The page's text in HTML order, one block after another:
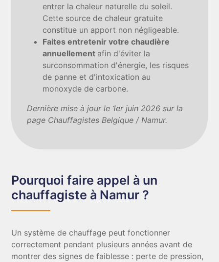
entrer la chaleur naturelle du soleil.
Cette source de chaleur gratuite
constitue un apport non négligeable.
Faites entretenir votre chaudière
annuellement afin d'éviter la
surconsommation d'énergie, les risques
de panne et d'intoxication au
monoxyde de carbone.
Dernière mise à jour le 1er juin 2026 sur la
page Chauffagistes Belgique / Namur.
Pourquoi faire appel à un
chauffagiste à Namur ?
Un système de chauffage peut fonctionner
correctement pendant plusieurs années avant de
montrer des signes de faiblesse : perte de pression,